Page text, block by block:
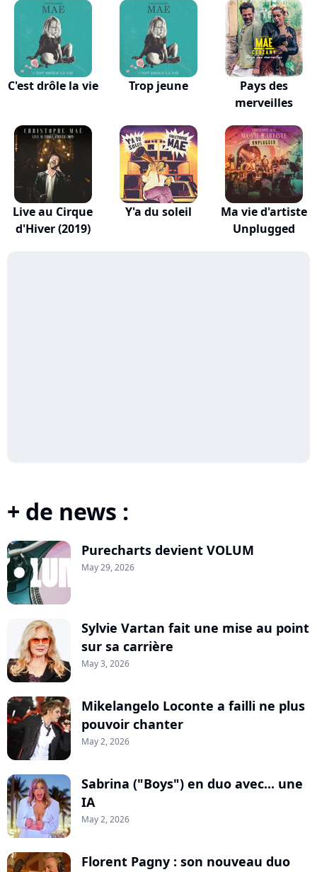
C'est drôle la vie Trop jeune
Pays des
merveilles
Live au Cirque
d'Hiver (2019)
Y'a du soleil
Ma vie d'artiste
Unplugged
+ de news :
Purecharts devient VOLUM
May 29, 2026
Sylvie Vartan fait une mise au point
sur sa carrière
May 3, 2026
Mikelangelo Loconte a failli ne plus
pouvoir chanter
May 2, 2026
Sabrina ("Boys") en duo avec... une
IA
May 2, 2026
Florent Pagny : son nouveau duo